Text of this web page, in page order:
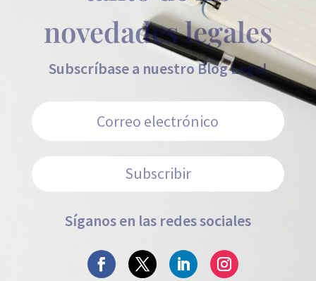
novedades legales
Subscríbase a nuestro Blog Legal
Subscribir
Síganos en las redes sociales